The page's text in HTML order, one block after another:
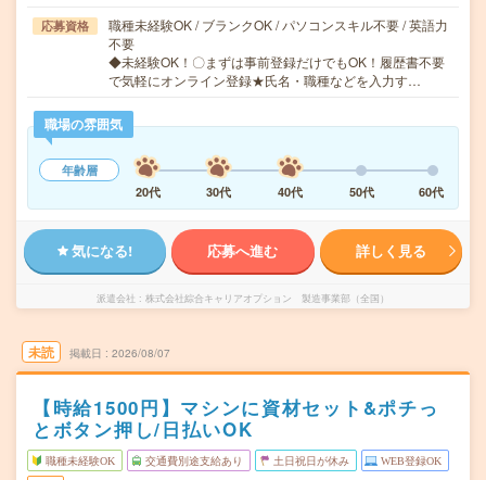
応募資格
職種未経験OK / ブランクOK / パソコンスキル不要 / 英語力
不要
◆未経験OK！〇まずは事前登録だけでもOK！履歴書不要
で気軽にオンライン登録★氏名・職種などを入力す…
職場の雰囲気
年齢層
20代
30代 40代 50代 60代
気になる! 応募へ進む 詳しく見る
派遣会社 株式会社綜合キャリアオプション 製造事業部（全国）
未読 掲載日 2026/08/07
【時給1500円】マシンに資材セット&ポチっ
とボタン押し/日払いOK
職種未経験OK 交通費別途支給あり 土日祝日が休み WEB登録OK